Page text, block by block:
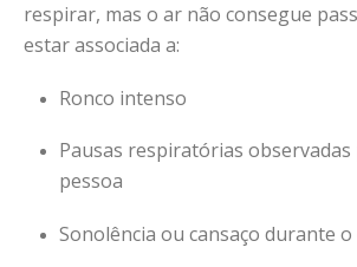
respirar, mas o ar não consegue
estar associada a:
Ronco intenso
Pausas respiratórias
pessoa
Sonolência ou cansaço durante o